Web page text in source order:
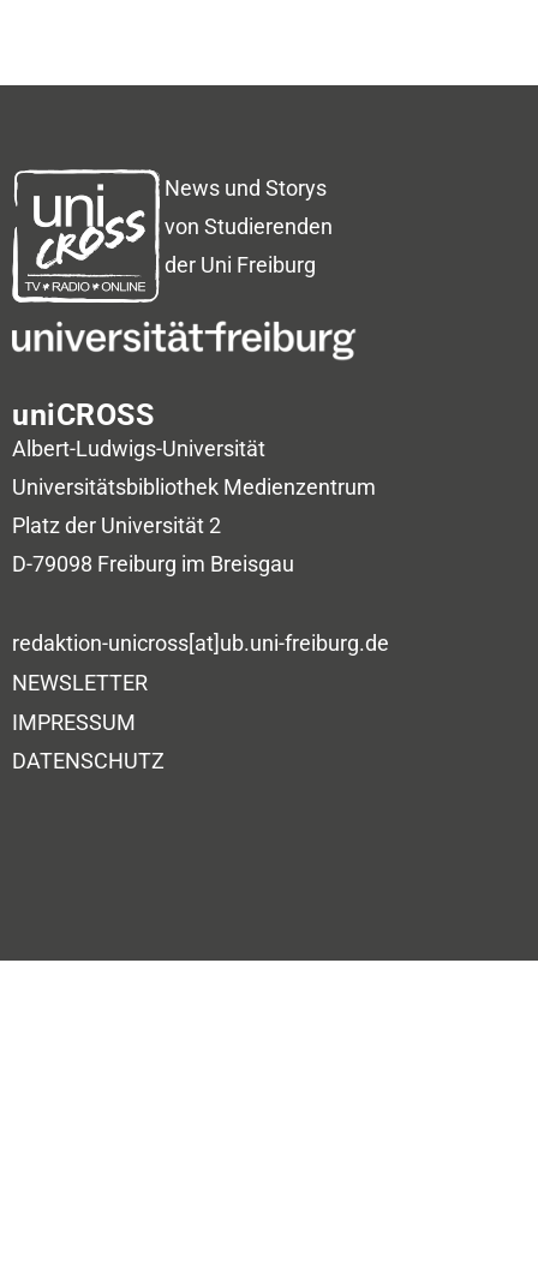
News und Storys
von Studierenden
der Uni Freiburg
uniCROSS
Albert-Ludwigs-Universität
Universitätsbibliothek Medienzentrum
Platz der Universität 2
D-79098 Freiburg im Breisgau
redaktion-unicross[at]ub.uni-freiburg.de
NEWSLETTER
IMPRESSUM
DATENSCHUTZ